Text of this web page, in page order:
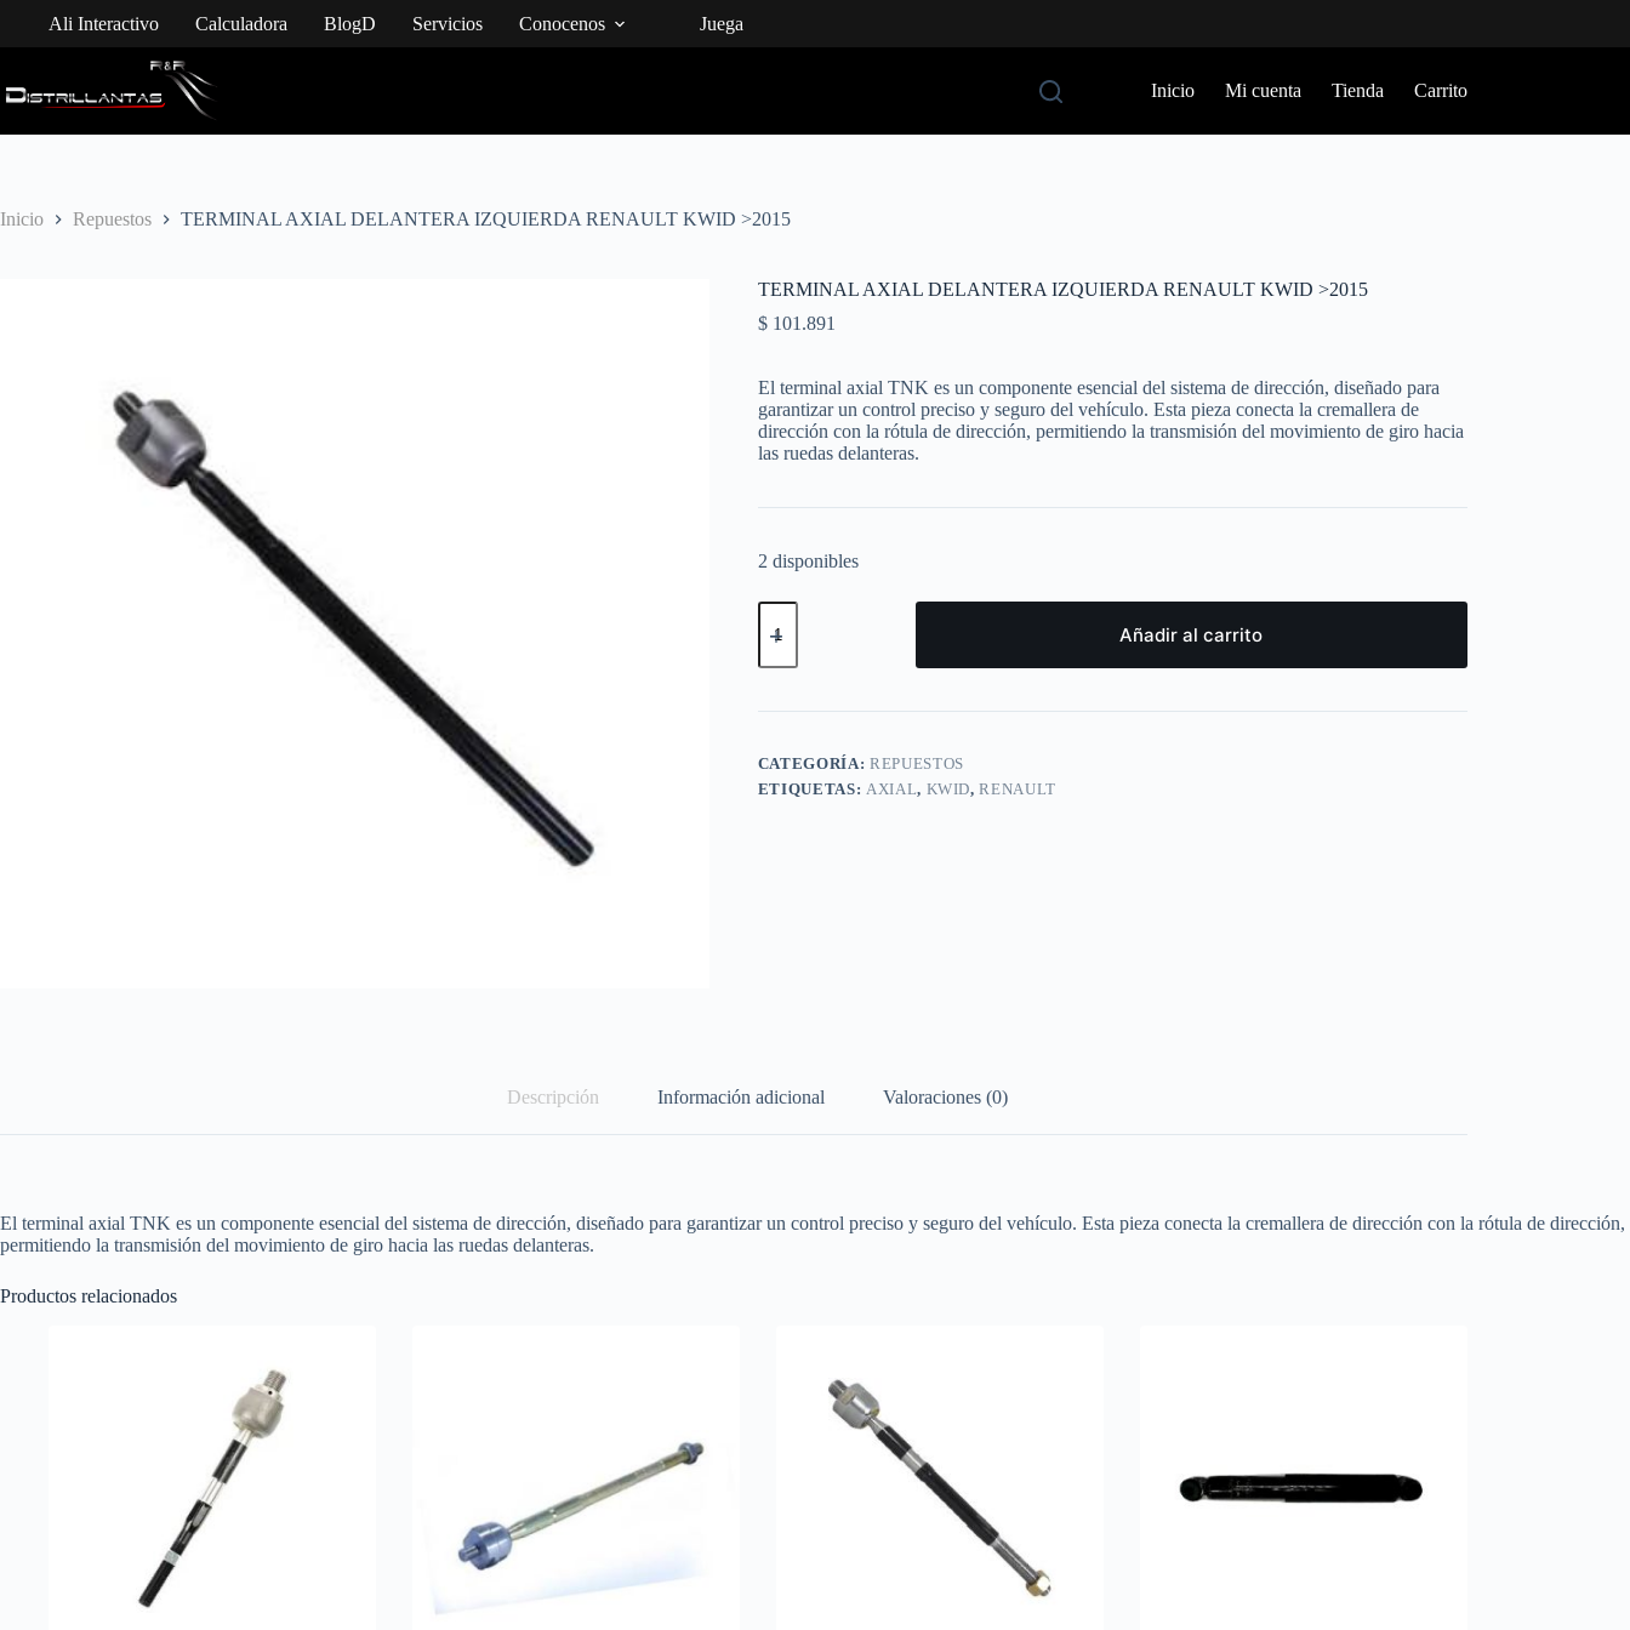
Ali Interactivo Calculadora BlogD Servicios Conocenos Juega
Inicio Mi cuenta Tienda Carrito
Inicio Repuestos TERMINAL AXIAL DELANTERA IZQUIERDA RENAULT KWID >2015
TERMINAL AXIAL DELANTERA IZQUIERDA RENAULT KWID >2015
$101.891
El terminal axial TNK es un componente esencial del sistema de dirección, diseñado para
garantizar un control preciso y seguro del vehículo. Esta pieza conecta la cremallera de
dirección con la rótula de dirección, permitiendo la transmisión del movimiento de giro hacia
las ruedas delanteras.
2 disponibles
TERMINAL
AXIAL
IZQUIERDA
KWID
cantidad
Añadir al carrito
CATEGORÍA: REPUESTOS
ETIQUETAS: AXIAL, KWID,RENAULT
Descripción Información adicional Valoraciones (0)
El terminal axial TNK es un componente esencial del sistema de dirección, diseñado para garantizar un control preciso y seguro del vehículo. Esta pieza conecta la cremallera de dirección con la rótula de dirección,
permitiendo la transmisión del movimiento de giro hacia las ruedas delanteras.
Productos relacionados